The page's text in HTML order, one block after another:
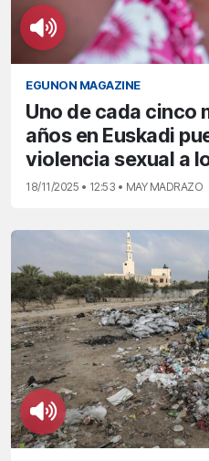
EGUNON MAGAZINE
Uno de cada cinco
años en Euskadi
violencia sexual a
18/11/2025 • 12:53 • MAY MADRAZO